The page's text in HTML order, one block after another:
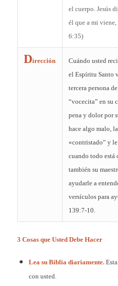
el cuerpo. Jesús
él que a mi
6:35)
Dirección
Cuándo usted
el Espíritu Santo
tercera persona
“vocecita” en su
pena y dolor por
hace algo malo,
«contristado” y
cuando todo está
también su
ayudarle a
versículos para
139:7-10.
3 Cosas que Usted Debe Hacer
Lea su Biblia diariamente.
con usted.